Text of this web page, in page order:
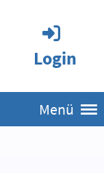
Login
Menü